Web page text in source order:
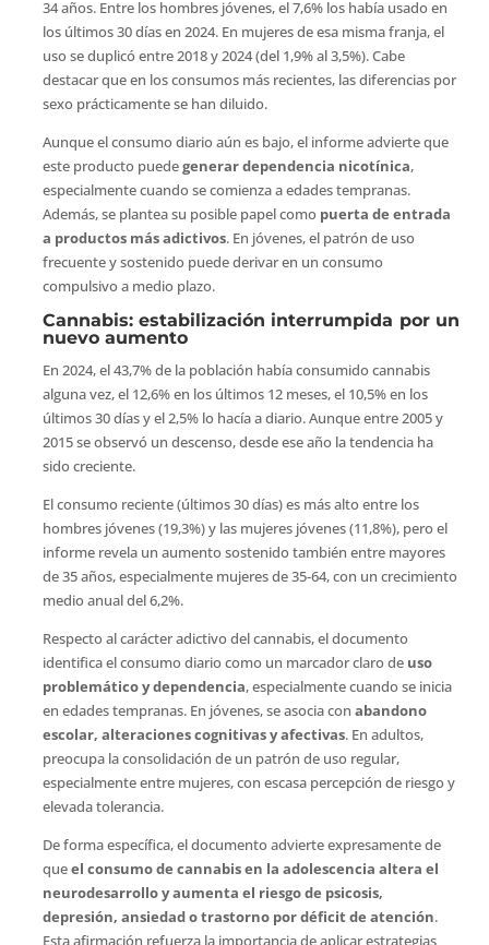
34 años. Entre los hombres jóvenes, el 7,6% los había usado en
los últimos 30 días en 2024. En mujeres de esa misma franja, el
uso se duplicó entre 2018 y 2024 (del 1,9% al 3,5%). Cabe
destacar que en los consumos más recientes, las diferencias por
sexo prácticamente se han diluido.
Aunque el consumo diario aún es bajo, el informe advierte que
este producto puedegenerar dependencia nicotínica,
especialmente cuando se comienza a edades tempranas.
Además, se plantea su posible papel como puerta de entrada
a productos más adictivos. En jóvenes, el patrón de uso
frecuente y sostenido puede derivar en un consumo
compulsivo a medio plazo.
Cannabis: estabilización interrumpida por un
nuevo aumento
En 2024, el 43,7% de la población había consumido cannabis
alguna vez, el 12,6% en los últimos 12 meses, el 10,5% en los
últimos 30 días y el 2,5% lo hacía a diario. Aunque entre 2005 y
2015 se observó un descenso, desde ese año la tendencia ha
sido creciente.
El consumo reciente (últimos 30 días) es más alto entre los
hombres jóvenes (19,3%) y las mujeres jóvenes (11,8%), pero el
informe revela un aumento sostenido también entre mayores
de 35 años, especialmente mujeres de 35-64, con un crecimiento
medio anual del 6,2%.
Respecto al carácter adictivo del cannabis, el documento
identifica el consumo diario como un marcador claro de uso
problemático y dependencia, especialmente cuando se inicia
en edades tempranas. En jóvenes, se asocia con abandono
escolar, alteraciones cognitivas y afectivas. En adultos,
preocupa la consolidación de un patrón de uso regular,
especialmente entre mujeres, con escasa percepción de riesgo y
elevada tolerancia.
De forma específica, el documento advierte expresamente de
queel consumo de cannabis en la adolescencia altera el
neurodesarrollo y aumenta el riesgo de psicosis,
depresión, ansiedad o trastorno por déficit de atención.
Esta afirmación refuerza la importancia de aplicar estrategias